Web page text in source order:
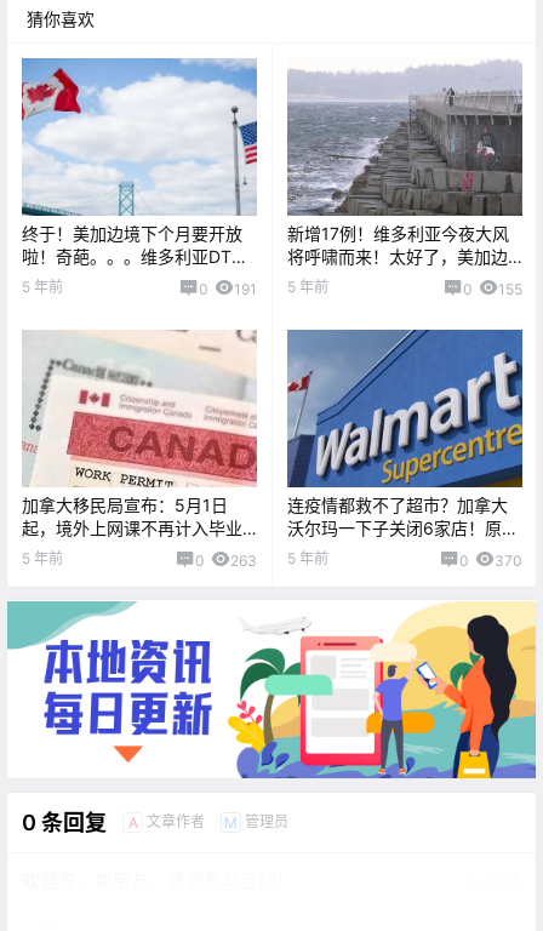
猜你喜欢
终于！美加边境下个月要开放
啦！奇葩。。。维多利亚DT一
女子在公园烧野火？？
5 年前 0 191
新增17例！维多利亚今夜大风
将呼啸而来！太好了，美加边
境将继续封锁！
5 年前 0 155
加拿大移民局宣布：5月1日
起，境外上网课不再计入毕业
工签时长！
5 年前 0 263
连疫情都救不了超市？加拿大
沃尔玛一下子关闭6家店！原因
居然是...
5 年前 0 370
0 条回复 A 文章作者 M 管理员